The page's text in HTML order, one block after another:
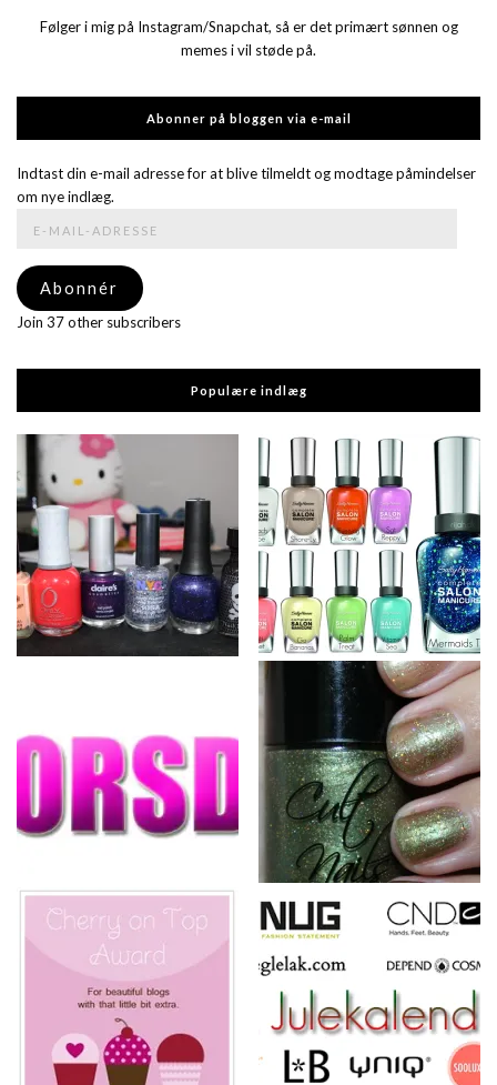
Følger i mig på Instagram/Snapchat, så er det primært sønnen og
memes i vil støde på.
Abonner på bloggen via e-mail
Indtast din e-mail adresse for at blive tilmeldt og modtage påmindelser
om nye indlæg.
adresse
Abonnér
Join 37 other subscribers
Populære indlæg